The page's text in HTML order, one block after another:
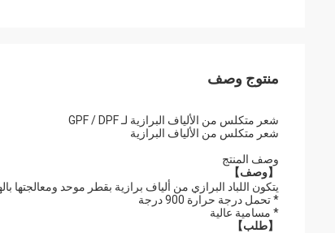
منتوج وصف
شعر متكلس من الألياف البرازية لـ GPF / DPF
شعر متكلس من الألياف البرازية
وصف المنتج
【وصف】
يتكون اللباد البرازي من ألياف برازية بقطر موحد ومعالجتها
* تحمل درجة حرارة 900 درجة
* مسامية عالية
【طلب】